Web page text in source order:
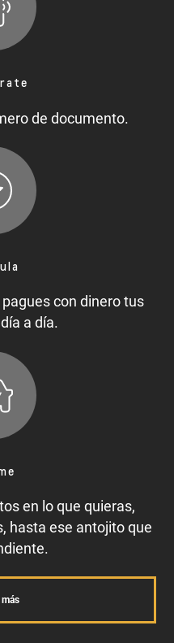
de documento.
con dinero tus
a día.
en lo que quieras,
hasta ese antojito que